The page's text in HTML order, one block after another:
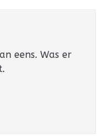
eens. Was er